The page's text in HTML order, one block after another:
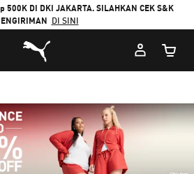
500K DI DKI JAKARTA. SILAHKAN CEK S&K
DI SINI
Puma Beranda